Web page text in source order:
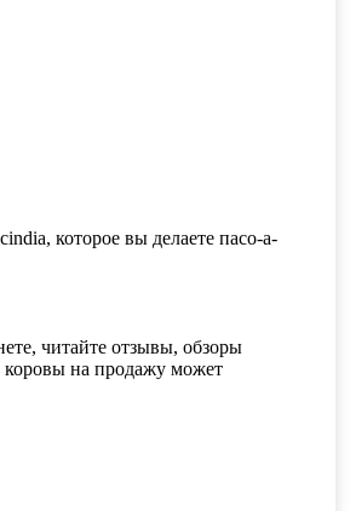
которое вы делаете пасо-а-
читайте отзывы, обзоры
на продажу может